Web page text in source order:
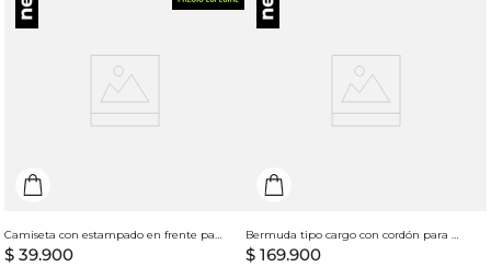
Camiseta con estampado en frente para hombre
$ 39.900
Bermuda tipo cargo con cordón para hombre
$ 169.900